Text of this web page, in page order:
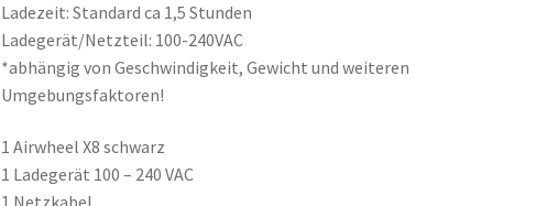
Ladezeit: Standard ca 1,5 Stunden
Ladegerät/Netzteil: 100-240VAC
*abhängig von Geschwindigkeit, Gewicht und weiteren
Umgebungsfaktoren!
1 Airwheel X8 schwarz
1 Ladegerät 100 – 240 VAC